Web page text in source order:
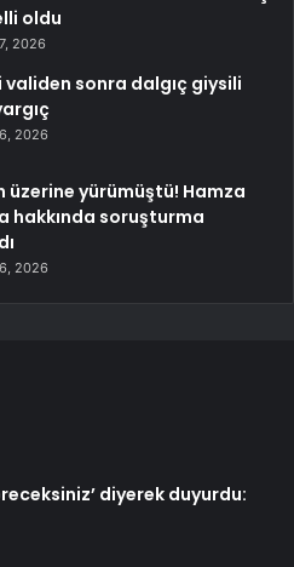
oldu
2026
validen sonra dalgıç giysili
2026
üzerine yürümüştü! Hamza
hakkında soruşturma
2026
diyerek duyurdu: